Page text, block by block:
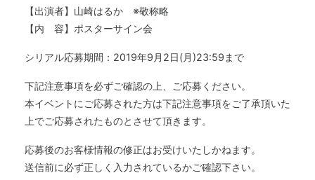
【出演者】山崎はるか ※敬称略
【内 容】ポスターサイン会
シリアル応募期間：2019年9月2日(月)23:59まで
下記注意事項を必ずご確認の上、ご応募ください。
本イベントにご応募された方は下記注意事項をご了承頂いた
上でご応募されたものとさせて頂きます。
応募後のお客様情報の修正はお受けいたしかねます。
送信前に必ず正しく入力されているかご確認下さい。